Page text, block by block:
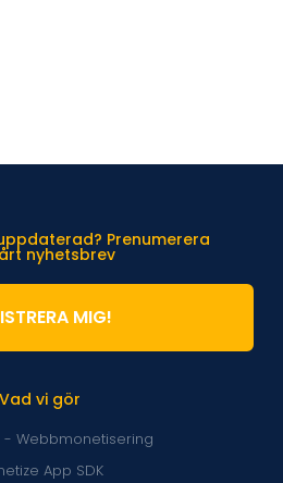
Vad vi gör
- Webbmonetisering
App SDK
Prenumerera
nyhetsbrev
MIG!